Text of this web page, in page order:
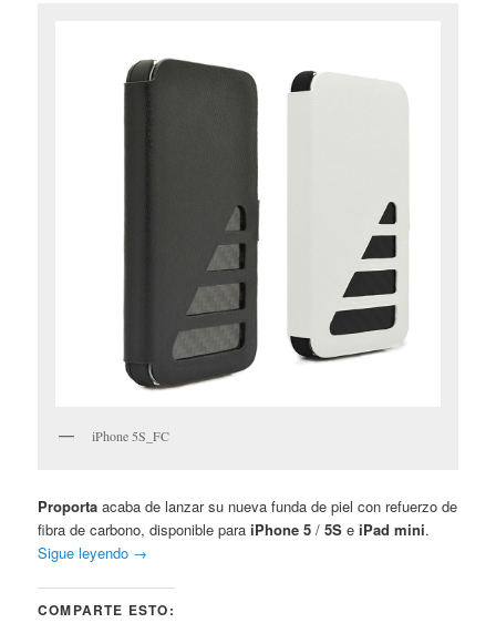
iPhone 5S_FC
Proporta acaba de lanzar su nueva funda de piel con refuerzo de
fibra de carbono, disponible paraiPhone 5 /5S eiPad mini.
Sigue leyendo →
COMPARTE ESTO: